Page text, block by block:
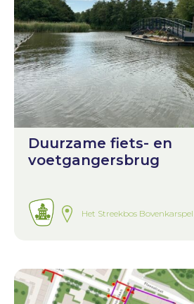
Duurzame fiets- en
voetgangersbrug
Het Streekbos Bovenkarspel